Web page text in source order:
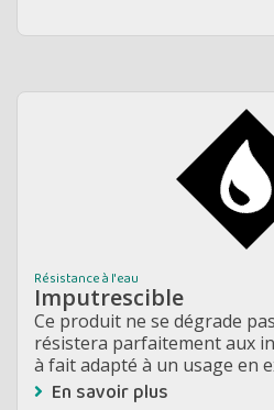
Résistance à l'eau
Imputrescible
Ce produit ne se dégrade
résistera parfaitement aux
à fait adapté à un usage en
En savoir plus